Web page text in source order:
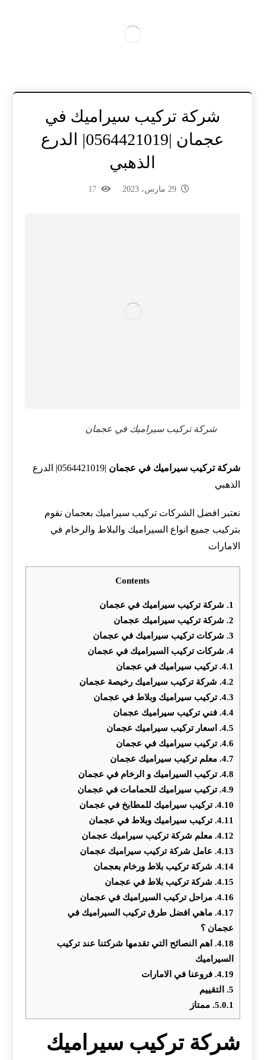
شركة تركيب سيراميك في
عجمان |0564421019| الدرع
الذهبي
29 مارس، 2023 17
شركة تركيب سيراميك في عجمان
شركة تركيب سيراميك في عجمان
|0564421019| الدرع
الذهبي
نعتبر افضل الشركات تركيب سيراميك بعجمان نقوم
بتركيب جميع انواع السيراميك والبلاط والرخام في
الامارات
Contents
1. شركة تركيب سيراميك في عجمان
2. شركة تركيب سيراميك عجمان
3. شركات تركيب سيراميك في عجمان
4. شركات تركيب السيراميك في عجمان
4.1. تركيب سيراميك في عجمان
4.2. شركة تركيب سيراميك رخيصة عجمان
4.3. تركيب سيراميك وبلاط في عجمان
4.4. فني تركيب سيراميك عجمان
4.5.
اسعار تركيب سيراميك عجمان
4.6. تركيب سيراميك في عجمان
4.7. معلم تركيب سيراميك عجمان
4.8. تركيب السيراميك و الرخام في عجمان
4.9. تركيب سيراميك للحمامات في عجمان
4.10. تركيب سيراميك للمطابخ في عجمان
4.11. تركيب سيراميك وبلاط في عجمان
4.12. معلم شركة تركيب سيراميك عجمان
4.13. عامل شركة تركيب سيراميك عجمان
4.14. شركة تركيب بلاط ورخام بعجمان
4.15. شركة تركيب بلاط في عجمان
4.16. مراحل تركيب السيراميك في عجمان
4.17. ماهي افضل طرق تركيب السيراميك في
عجمان ؟
4.18.
اهم النصائح التي تقدمها شركتنا عند تركيب
السيراميك
4.19. فروعنا في الامارات
5.
التقييم
5.0.1. ممتاز
شركة تركيب سيراميك